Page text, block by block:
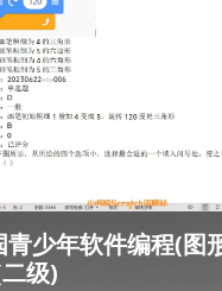
青少年软件编程(
级)